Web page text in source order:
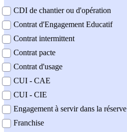
CDI de chantier ou d'opération
Contrat d'Engagement Educatif
Contrat intermittent
Contrat pacte
Contrat d'usage
CUI - CAE
CUI - CIE
Engagement à servir dans la réserve
Franchise